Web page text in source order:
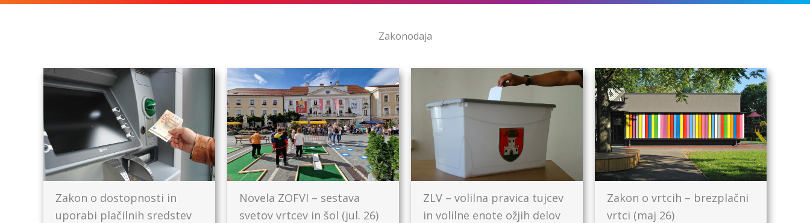
Zakonodaja
Zakon o dostopnosti in
uporabi plačilnih sredstev
Novela ZOFVI – sestava
svetov vrtcev in šol (jul. 26)
ZLV – volilna pravica tujcev
in volilne enote ožjih delov
Zakon o vrtcih – brezplačni
vrtci (maj 26)